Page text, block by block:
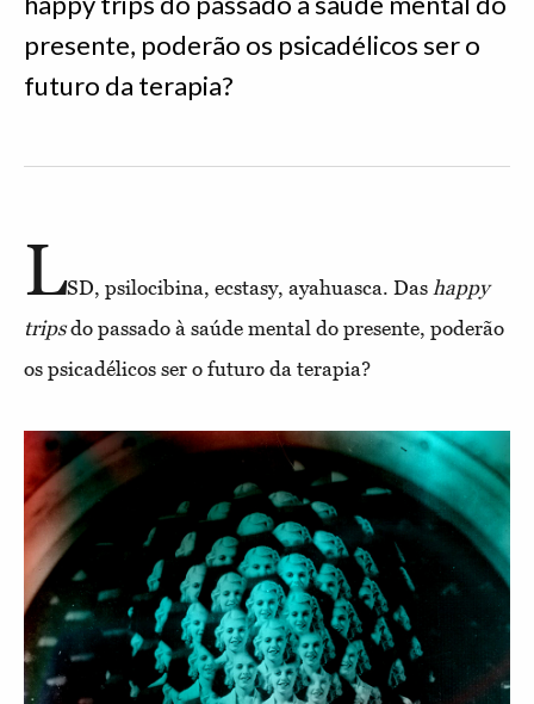
presente, poderão os psicadélicos ser o
futuro da terapia?
LSD, psilocibina, ecstasy, ayahuasca. Das happy
tripsdo passado à saúde mental do presente, poderão
os psicadélicos ser o futuro da terapia?